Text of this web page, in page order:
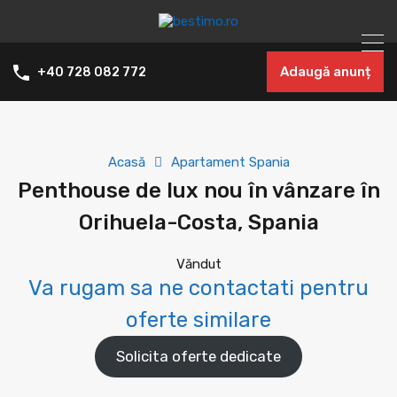
+40 728 082 772 Adaugă anunț
Acasă Apartament Spania
Penthouse de lux nou în vânzare în
Orihuela-Costa, Spania
Văndut
Va rugam sa ne contactati pentru
oferte similare
Solicita oferte dedicate